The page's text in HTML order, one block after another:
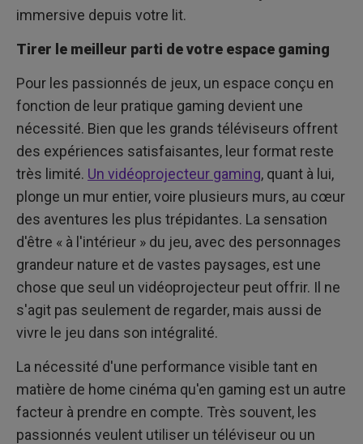
immersive depuis votre lit.
Tirer le meilleur parti de votre espace gaming
Pour les passionnés de jeux, un espace conçu en
fonction de leur pratique gaming devient une
nécessité. Bien que les grands téléviseurs offrent
des expériences satisfaisantes, leur format reste
très limité. Un vidéoprojecteur gaming, quant à lui,
plonge un mur entier, voire plusieurs murs, au cœur
des aventures les plus trépidantes. La sensation
d'être « à l'intérieur » du jeu, avec des personnages
grandeur nature et de vastes paysages, est une
chose que seul un vidéoprojecteur peut offrir. Il ne
s'agit pas seulement de regarder, mais aussi de
vivre le jeu dans son intégralité.
La nécessité d'une performance visible tant en
matière de home cinéma qu'en gaming est un autre
facteur à prendre en compte. Très souvent, les
passionnés veulent utiliser un téléviseur ou un